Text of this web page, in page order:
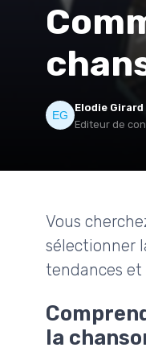
Elodie Girard
Editeur de
Vous
sélectionner
tendances et
la